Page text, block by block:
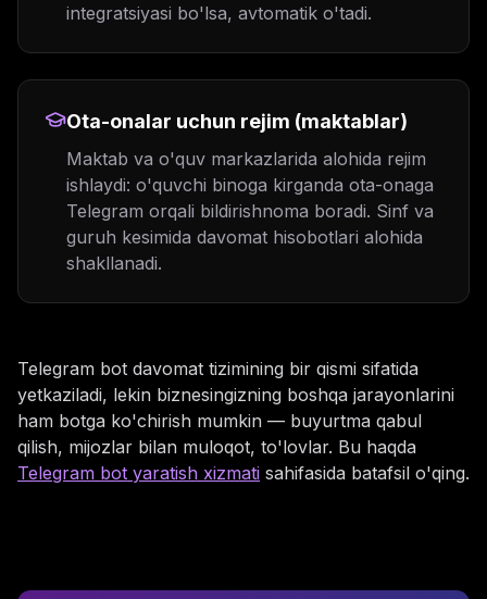
integratsiyasi bo'lsa, avtomatik o'tadi.
Ota-onalar uchun rejim (maktablar)
Maktab va o'quv markazlarida alohida rejim
ishlaydi: o'quvchi binoga kirganda ota-onaga
Telegram orqali bildirishnoma boradi. Sinf va
guruh kesimida davomat hisobotlari alohida
shakllanadi.
Telegram bot davomat tizimining bir qismi sifatida
yetkaziladi, lekin biznesingizning boshqa jarayonlarini
ham botga ko'chirish mumkin — buyurtma qabul
qilish, mijozlar bilan muloqot, to'lovlar. Bu haqda
Telegram bot yaratish xizmati sahifasida batafsil o'qing.